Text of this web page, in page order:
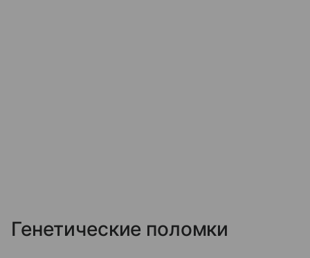
Генетические поломки